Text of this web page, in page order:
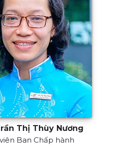
Thị Thùy Nương
Ban Chấp hành